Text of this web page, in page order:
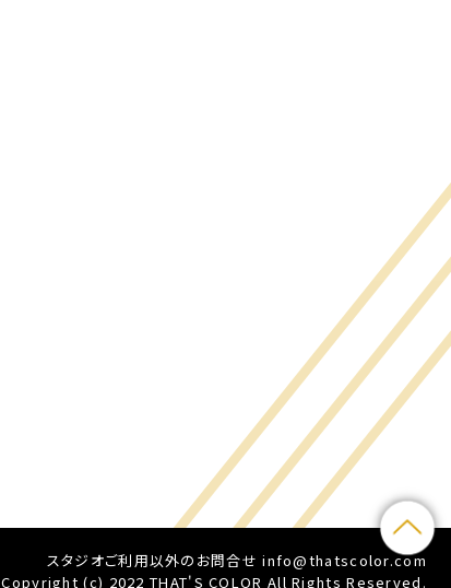
スタジオご利用以外のお問合せinfo@thatscolor.com
Copyright (c) 2022 THAT'S COLOR All Rights Reserved.